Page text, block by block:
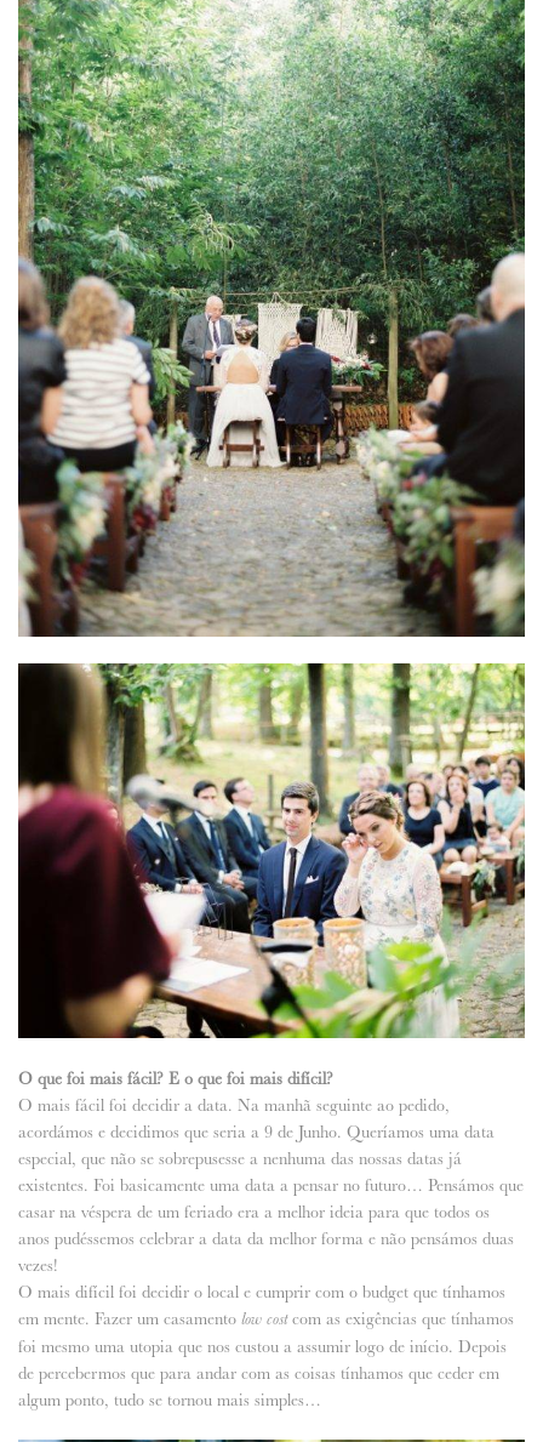
O que foi mais fácil? E o que foi mais difícil?
O mais fácil foi decidir a data. Na manhã seguinte ao pedido,
acordámos e decidimos que seria a 9 de Junho. Queríamos uma data
especial, que não se sobrepusesse a nenhuma das nossas datas já
existentes. Foi basicamente uma data a pensar no futuro… Pensámos que
casar na véspera de um feriado era a melhor ideia para que todos os
anos pudéssemos celebrar a data da melhor forma e não pensámos duas
vezes!
O mais difícil foi decidir o local e cumprir com o budget que tínhamos
em mente. Fazer um casamento low costcom as exigências que tínhamos
foi mesmo uma utopia que nos custou a assumir logo de início. Depois
de percebermos que para andar com as coisas tínhamos que ceder em
algum ponto, tudo se tornou mais simples…